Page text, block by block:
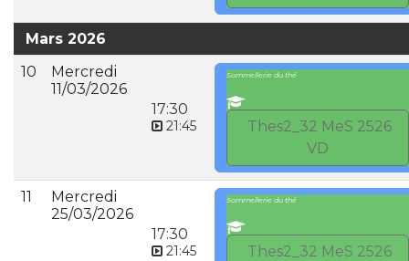
Mars 2026
10
Mercredi
11/03/2026
17:30
21:45
Sommellerie du thé
Thes2_32 MeS 2526
VD
11
Mercredi
25/03/2026
17:30
21:45
Sommellerie du thé
Thes2_32 MeS 2526